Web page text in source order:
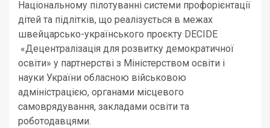
Національному пілотуванні системи профорієнтації
дітей та підлітків, що реалізується в межах
швейцарсько-українського проєкту DECIDE
«Децентралізація для розвитку демократичної
освіти» у партнерстві з Міністерством освіти і
науки України обласною військовою
адміністрацією, органами місцевого
самоврядування, закладами освіти та
роботодавцями.